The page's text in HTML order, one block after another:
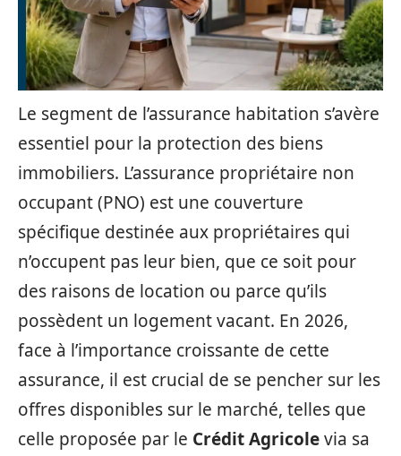
Le segment de l’assurance habitation s’avère
essentiel pour la protection des biens
immobiliers. L’assurance propriétaire non
occupant (PNO) est une couverture
spécifique destinée aux propriétaires qui
n’occupent pas leur bien, que ce soit pour
des raisons de location ou parce qu’ils
possèdent un logement vacant. En 2026,
face à l’importance croissante de cette
assurance, il est crucial de se pencher sur les
offres disponibles sur le marché, telles que
celle proposée par le Crédit Agricolevia sa